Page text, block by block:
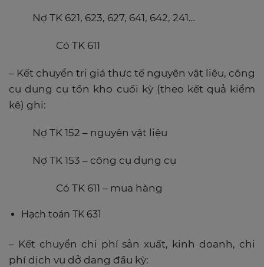
Nợ TK 621, 623, 627, 641, 642, 241…
Có TK 611
– Kết chuyển trị giá thực tế nguyên vật liệu, công
cụ dụng cụ tồn kho cuối kỳ (theo kết quả kiểm
kê) ghi:
Nợ TK 152 – nguyên vật liệu
Nợ TK 153 – công cụ dụng cụ
Có TK 611 – mua hàng
Hạch toán TK 631
– Kết chuyển chi phí sản xuất, kinh doanh, chi
phí dịch vụ dở dang đầu kỳ: